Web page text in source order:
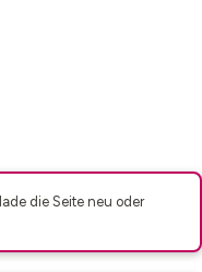
die Seite neu oder